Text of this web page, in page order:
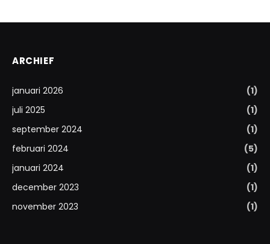
ARCHIEF
januari 2026
(1)
juli 2025
(1)
september 2024
(1)
februari 2024
(5)
januari 2024
(1)
december 2023
(1)
november 2023
(1)